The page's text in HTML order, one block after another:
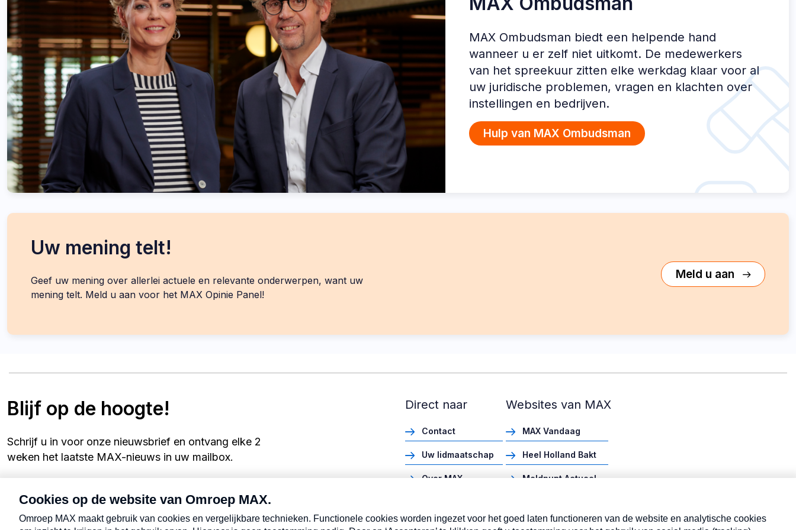
MAX Ombudsman biedt een helpende hand
wanneer u er zelf niet uitkomt. De medewerkers
van het spreekuur zitten elke werkdag klaar voor al
uw juridische problemen, vragen en klachten over
instellingen en bedrijven.
Hulp van MAX Ombudsman
Uw mening telt!
Geef uw mening over allerlei actuele en relevante onderwerpen, want uw
mening telt. Meld u aan voor het MAX Opinie Panel!
Meld u aan
Blijf op de hoogte!
Schrijf u in voor onze nieuwsbrief en ontvang elke 2
weken het laatste MAX-nieuws in uw mailbox.
Direct naar
Contact
Uw lidmaatschap
Over MAX
Pers
Websites van MAX
MAX Vandaag
Heel Holland Bakt
Meldpunt Actueel
MAX Meeting Point